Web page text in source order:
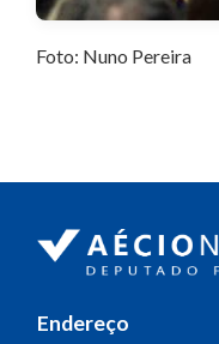
Foto: Nuno Pereira
Endereço